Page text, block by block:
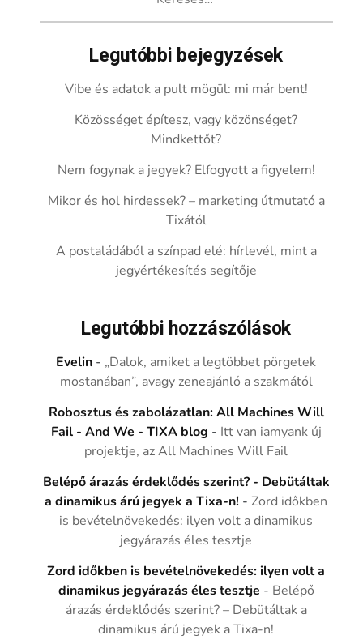
Legutóbbi bejegyzések
Vibe és adatok a pult mögül: mi már bent!
Közösséget építesz, vagy közönséget?
Mindkettőt?
Nem fogynak a jegyek? Elfogyott a figyelem!
Mikor és hol hirdessek? – marketing útmutató a
Tixától
A postaládából a színpad elé: hírlevél, mint a
jegyértékesítés segítője
Legutóbbi hozzászólások
Evelin - „Dalok, amiket a legtöbbet pörgetek
mostanában”, avagy zeneajánló a szakmától
Robosztus és zabolázatlan: All Machines Will
Fail - And We - TIXA blog - Itt van iamyank új
projektje, az All Machines Will Fail
Belépő árazás érdeklődés szerint? - Debütáltak
a dinamikus árú jegyek a Tixa-n! -Zord időkben
is bevételnövekedés: ilyen volt a dinamikus
jegyárazás éles tesztje
Zord időkben is bevételnövekedés: ilyen volt a
dinamikus jegyárazás éles tesztje - Belépő
árazás érdeklődés szerint? – Debütáltak a
dinamikus árú jegyek a Tixa-n!